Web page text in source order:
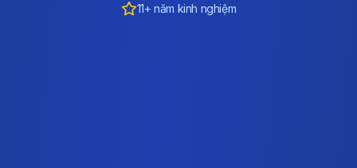
11+ năm kinh nghiệm